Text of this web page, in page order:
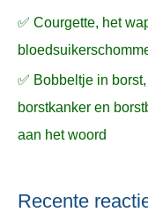
✅ Courgette, het
✅ Bobbeltje in
borstkanker en
aan het woord
Recente